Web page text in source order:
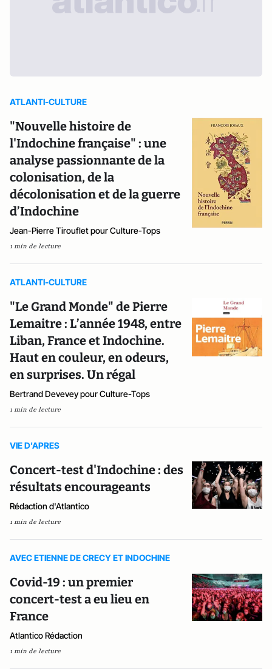
ATLANTI-CULTURE
"Nouvelle histoire de
l'Indochine française" : une
analyse passionnante de la
colonisation, de la
décolonisation et de la guerre
d’Indochine
Jean-Pierre Tirouflet pour Culture-Tops
1 min de lecture
ATLANTI-CULTURE
"Le Grand Monde" de Pierre
Lemaitre : L’année 1948, entre
Liban, France et Indochine.
Haut en couleur, en odeurs,
en surprises. Un régal
Bertrand Devevey pour Culture-Tops
1 min de lecture
VIE D'APRES
Concert-test d'Indochine : des
résultats encourageants
Rédaction d'Atlantico
1 min de lecture
AVEC ETIENNE DE CRECY ET INDOCHINE
Covid-19 : un premier
concert-test a eu lieu en
France
Atlantico Rédaction
1 min de lecture